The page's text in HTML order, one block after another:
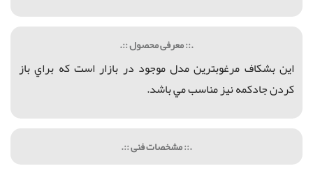
.:: معرفی محصول ::.
اين بشكاف مرغوبترين مدل موجود در بازار است كه براي باز
كردن جادكمه نيز مناسب مي باشد.
.:: مشخصات فنی ::.